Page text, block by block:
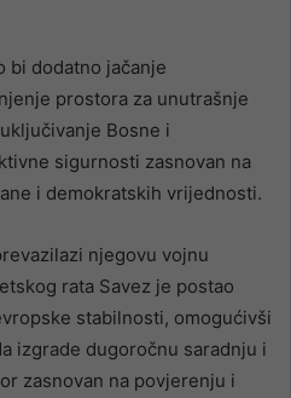
bi dodatno jačanje
prostora za unutrašnje
Bosne i
sigurnosti zasnovan na
i demokratskih vrijednosti.
njegovu vojnu
rata Savez je postao
stabilnosti, omogućivši
izgrade dugoročnu saradnju i
zasnovan na povjerenju i